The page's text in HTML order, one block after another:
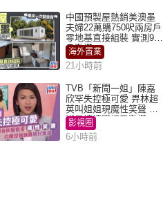
中國預製屋熱銷美澳墨
夫婦22萬購750呎兩房戶
零地基直接組裝 實測9個
月激讚
海外置業
21小時前
TVB「新聞一姐」陳嘉
欣罕失控極可愛 畀林超
英叫姐姐現魔性笑聲 自
嘲是姨姨獲網民激讚
影視圈
6小時前